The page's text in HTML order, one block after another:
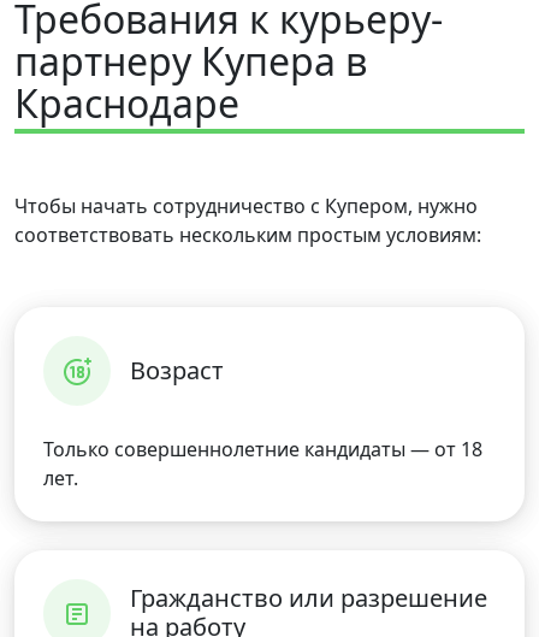
Требования к курьеру-
партнеру Купера в
Краснодаре
Чтобы начать сотрудничество с Купером, нужно
соответствовать нескольким простым условиям:
Возраст
Только совершеннолетние кандидаты — от 18
лет.
Гражданство или разрешение
на работу